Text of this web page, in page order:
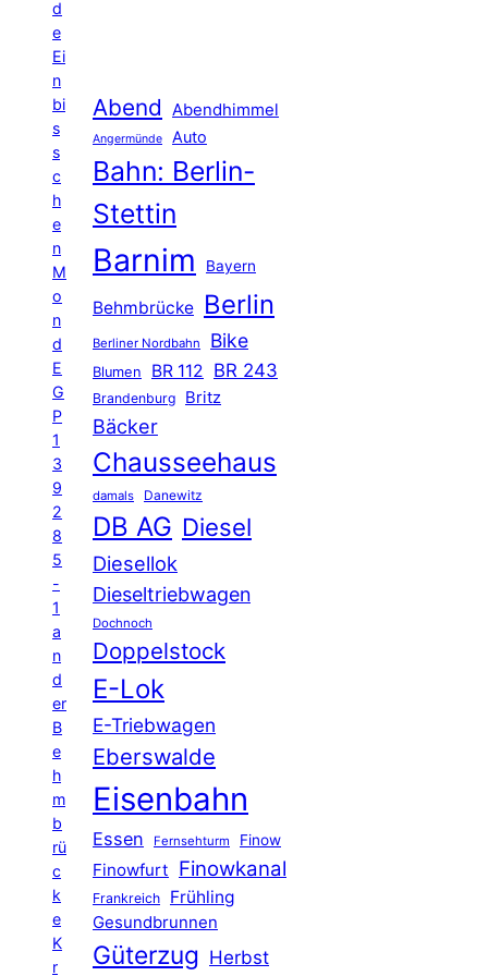
d
e
Ei
n
bi
s
s
c
h
e
n
M
o
n
d
E
G
P
1
3
9
2
8
5
-
1
a
n
d
er
B
e
h
m
b
rü
c
k
e
K
r
Abend Abendhimmel
Angermünde Auto
Bahn: Berlin-
Stettin
Barnim Bayern
Behmbrücke Berlin
Berliner Nordbahn Bike
Blumen BR 112 BR 243
Brandenburg Britz
Bäcker
Chausseehaus
damals Danewitz
DB AG Diesel
Diesellok
Dieseltriebwagen
Dochnoch
Doppelstock
E-Lok
E-Triebwagen
Eberswalde
Eisenbahn
Essen Fernsehturm Finow
Finowfurt Finowkanal
Frankreich Frühling
Gesundbrunnen
Güterzug Herbst